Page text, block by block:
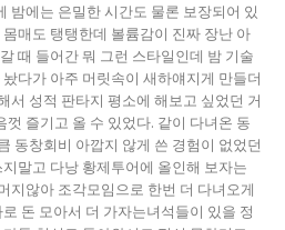
밤에는 은밀한 시간도 물론 보장되어 있
매도 탱탱한데 볼륨감이 진짜 장난 아
때 들어간 뭐 그런 스타일인데 밤 기술
다가 아주 머릿속이 새하얘지게 만들더
서 성적 판타지 평소에 해보고 싶었던 거
즐기고 올 수 있었다. 같이 다녀온 동
동창회비 아깝지 않게 쓴 경험이 없었던
말고 다낭 황제투어에 올인해 보자는
지않아 조각모임으로 한번 더 다녀오게
돈 모아서 더 가자는녀석들이 있을 정